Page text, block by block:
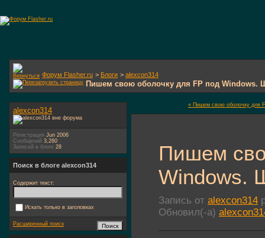
Форум Flasher.ru > Блоги > alexcon314
Пишем свою оболочку для FP под Windows.
« Пишем свою оболочку для
Пишем
Windows.
Запись от alexcon314
Обновил(-а)
alexcon314
Регистрация Jun 2006
Сообщений 3,260
Записей в блоге 28
Поиск в блоге alexcon314
Содержит текст:
Искать только в заголовках
Расширенный поиск